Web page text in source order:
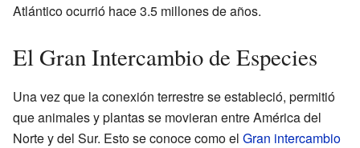
Atlántico ocurrió hace 3.5 millones de años.
El Gran Intercambio de Especies
Una vez que la conexión terrestre se estableció, permitió
que animales y plantas se movieran entre América del
Norte y del Sur. Esto se conoce como el Gran intercambio